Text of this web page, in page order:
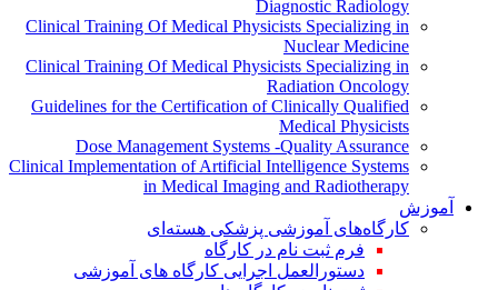
Diagnostic Radiology
Clinical Training Of Medical Physicists Specializing in
Nuclear Medicine
Clinical Training Of Medical Physicists Specializing in
Radiation Oncology
Guidelines for the Certification of Clinically Qualified
Medical Physicists
Dose Management Systems -Quality Assurance
Clinical Implementation of Artificial Intelligence Systems
in Medical Imaging and Radiotherapy
آموزش
کارگاه‌های آموزشی پزشکی هسته‌ای
فرم ثبت نام در کارگاه
دستورالعمل اجرایی کارگاه های آموزشی